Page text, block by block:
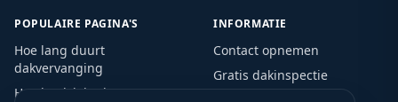
POPULAIRE PAGINA'S
Hoe lang duurt
dakvervanging
Hoe loodslab plaatsen
INFORMATIE
Contact opnemen
Gratis dakinspectie